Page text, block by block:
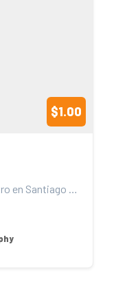
$1.00
en Santiago